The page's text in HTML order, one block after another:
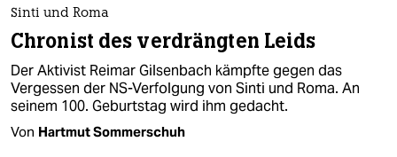
Sinti und Roma
Chronist des verdrängten Leids
Der Aktivist Reimar Gilsenbach kämpfte gegen das
Vergessen der NS-Verfolgung von Sinti und Roma. An
seinem 100. Geburtstag wird ihm gedacht.
Von Hartmut Sommerschuh